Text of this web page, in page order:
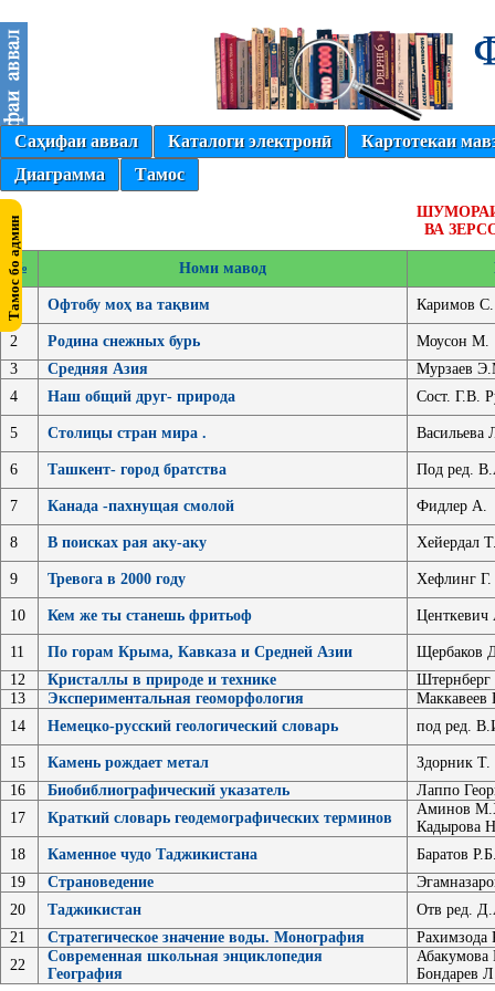
Саҳифаи аввал Каталоги электронӣ
Картотекаи
Диаграмма
Тамос
ВА
№ Номи мавод
1 Офтобу моҳ ва тақвим Каримов С.
2 Родина снежных бурь
Моусон М.
3
Средняя Азия
Мурзаев
4
Наш общий друг- природа Сост. Г.В.
5 Столицы стран мира . Васильева
6 Ташкент- город братства Под ред.
7 Канада -пахнущая смолой Фидлер А.
8 В поисках рая аку-аку Хейердал
9 Тревога в 2000 году Хефлинг Г.
10 Кем же ты станешь фритьоф Центкевич
11 По горам Крыма, Кавказа и Средней Азии
Щербаков
12
Кристаллы в природе и технике
13
Экспериментальная геоморфология
14
Немецко-русский геологический словарь под ред.
15 Камень рождает метал
Здорник Т.
16
Биобиблиографический указатель
Лаппо
17
Краткий словарь геодемографических терминов
Аминов
Кадырова
18
Каменное чудо Таджикистана
Баратов
19
Страноведение
20
Таджикистан
Отв ред.
21
Стратегическое значение воды. Монография
Рахимзода
22
Современная школьная энциклопедия
География
Бондарев